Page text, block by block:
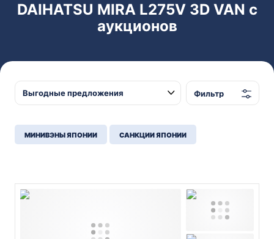
DAIHATSU MIRA L275V 3D VAN с
аукционов
Фильтр
МИНИВЭНЫ ЯПОНИИ САНКЦИИ ЯПОНИИ